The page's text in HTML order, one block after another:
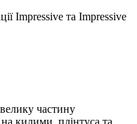
Impressive та Impressive
частину
килими, плінтуса та